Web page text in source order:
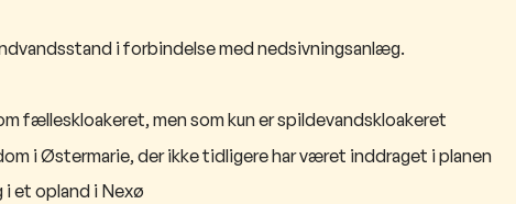
i forbindelse med nedsivningsanlæg.
fælleskloakeret, men som kun er spildevandskloakeret
i Østermarie, der ikke tidligere har været inddraget i planen
i et opland i Nexø